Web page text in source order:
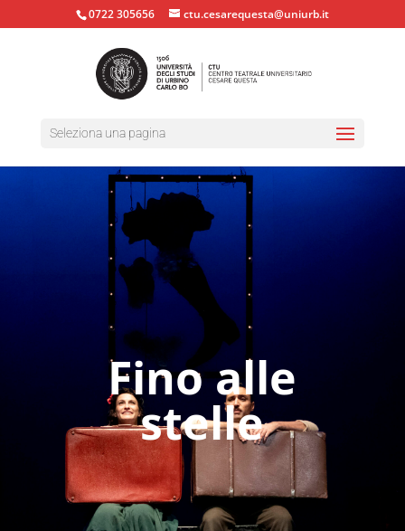
0722 305656 ctu.cesarequesta@uniurb.it
Seleziona una pagina
Fino alle
stelle